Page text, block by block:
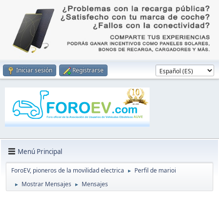
Iniciar sesión Registrarse
Menú Principal
ForoEV, pioneros de la movilidad electrica ► Perfil de marioi
► Mostrar Mensajes ► Mensajes